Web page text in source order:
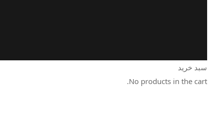
سبد خرید
No products in the cart.